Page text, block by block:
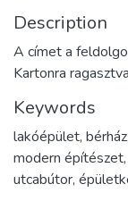
Description
A címet a
Kartonra ragasztva
Keywords
lakóépület, bérház,
modern építészet,
utcabútor,